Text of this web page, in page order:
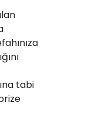
tabi